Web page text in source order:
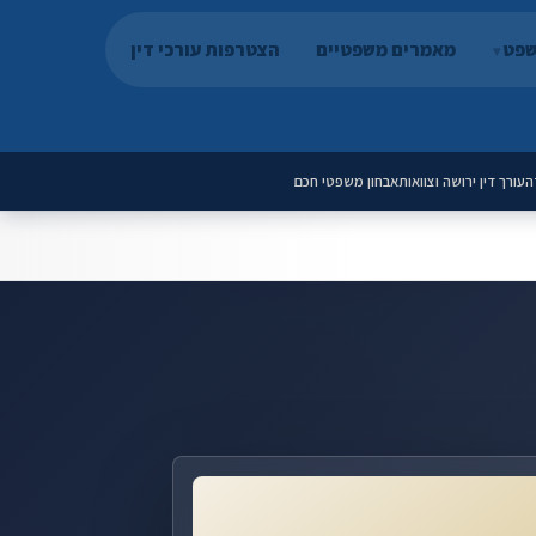
מאמרים משפטיים הצטרפות עורכי דין
עורך דין ירושה וצוואותאבחון משפטי חכם